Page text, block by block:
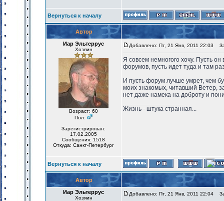
Вернуться к началу
Автор
Иар Эльтеррус
Хозяин
Возраст: 60
Пол:
Зарегистрирован:
17.02.2005
Сообщения: 1518
Откуда: Санкт-Петербург
Добавлено: Пт, 21 Янв, 2011 22:03
Я совсем немногого хочу. Пусть
форумов, пусть идет туда и там
И пусть форум лучше умрет, чем
моих знакомых, читавший Ветер,
нет даже намека на доброту и
Жизнь - штука странная...
Вернуться к началу
Автор
Иар Эльтеррус
Хозяин
Добавлено: Пт, 21 Янв, 2011 22:04